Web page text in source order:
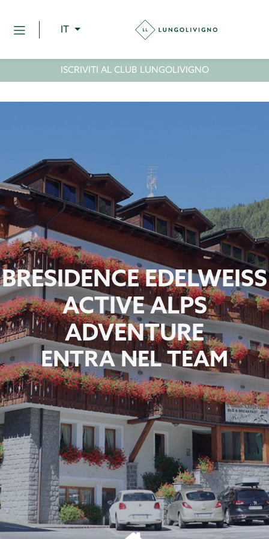
IT
ISCRIVITI AL CLUB LUNGOLIVIGNO
BRESIDENCE EDELWEISS
ACTIVE ALPS
ADVENTURE
ENTRA NEL TEAM